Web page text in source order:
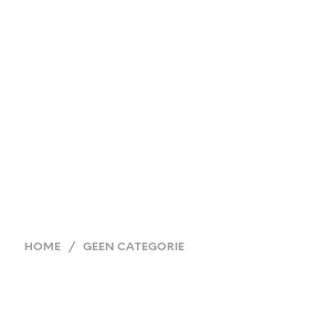
HOME / GEEN CATEGORIE